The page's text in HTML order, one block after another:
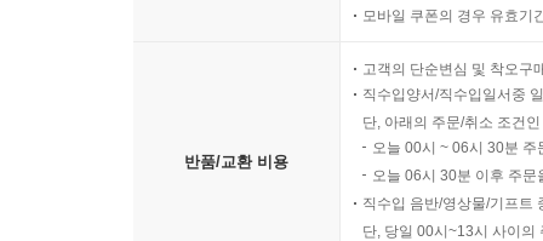
모바일 쿠폰의 경우 유효기
반품/교환 비용
고객의 단순변심 및 착오구
직수입양서/직수입일서중
단, 아래의 주문/취소 조건
오늘 00시 ~ 06시 30분
오늘 06시 30분 이후 주
직수입 음반/영상물/기프트
단, 당일 00시~13시 사이의